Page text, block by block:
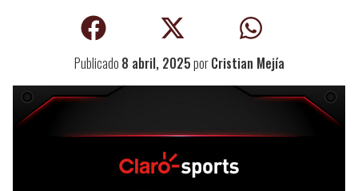
Publicado 8 abril, 2025porCristian Mejía